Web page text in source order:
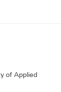
of Applied